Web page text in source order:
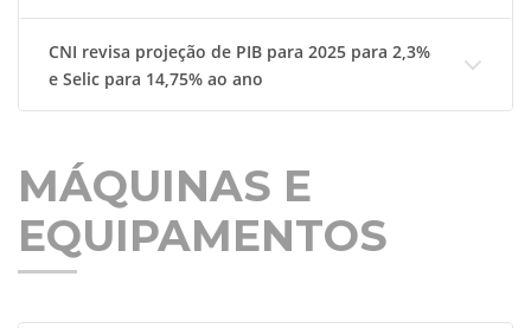
CNI revisa projeção de PIB para 2025 para 2,3%
e Selic para 14,75% ao ano
MÁQUINAS E
EQUIPAMENTOS